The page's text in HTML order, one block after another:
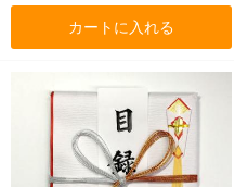
カートに入れる